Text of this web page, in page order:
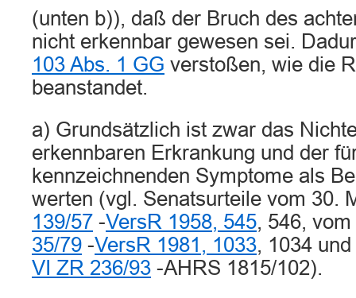
(unten b)), daß der Bruch des
nicht erkennbar gewesen sei.
103 Abs. 1 GG verstoßen, wie die
beanstandet.
a) Grundsätzlich ist zwar das
erkennbaren Erkrankung und der
kennzeichnenden Symptome als
werten (vgl. Senatsurteile vom 30.
139/57 -VersR 1958, 545, 546,
35/79 -VersR 1981, 1033, 1034
VI ZR 236/93 -AHRS 1815/102).